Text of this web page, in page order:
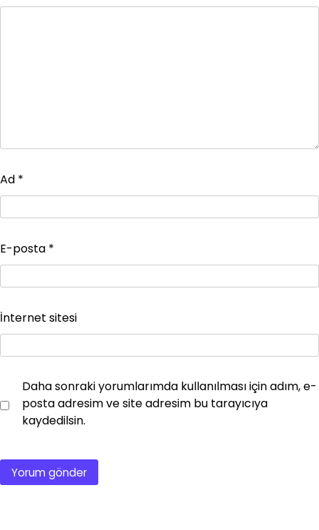
Ad *
E-posta *
İnternet sitesi
Daha sonraki yorumlarımda kullanılması için adım, e-
posta adresim ve site adresim bu tarayıcıya
kaydedilsin.